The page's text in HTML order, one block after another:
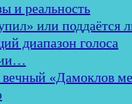
и реальность
или поддаётся
диапазон голоса
«Дамоклов